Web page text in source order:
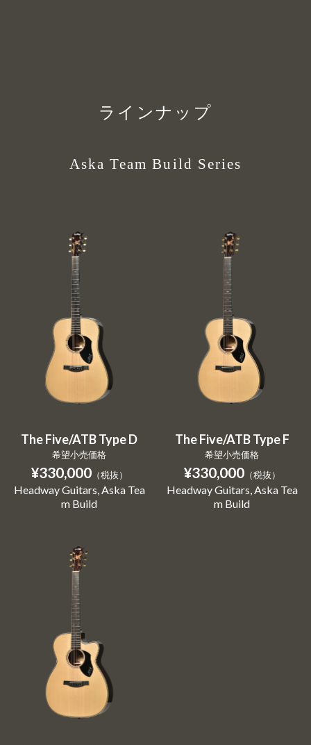
ラインナップ
Aska Team Build Series
The Five/ATB Type D
希望小売価格
¥330,000（税抜）
Headway Guitars Aska Tea
m Build
The Five/ATB Type F
希望小売価格
¥330,000（税抜）
Headway Guitars Aska Tea
m Build